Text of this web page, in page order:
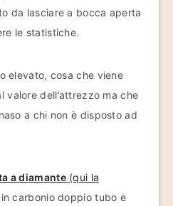
da lasciare a bocca aperta
le statistiche.
elevato, cosa che viene
valore dell’attrezzo ma che
a chi non è disposto ad
a diamante(qui la
carbonio doppio tubo e